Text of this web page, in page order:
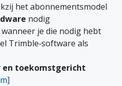
het abonnementsmodel
nodig
wanneer je die nodig hebt
Trimble‑software als
en toekomstgericht